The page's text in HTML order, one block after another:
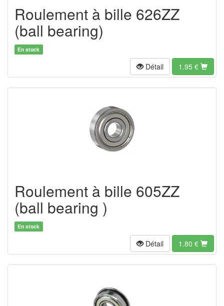
Roulement à bille 626ZZ
(ball bearing)
En stock
Détail 1.95 €
Roulement à bille 605ZZ
(ball bearing )
En stock
Détail 1.80 €